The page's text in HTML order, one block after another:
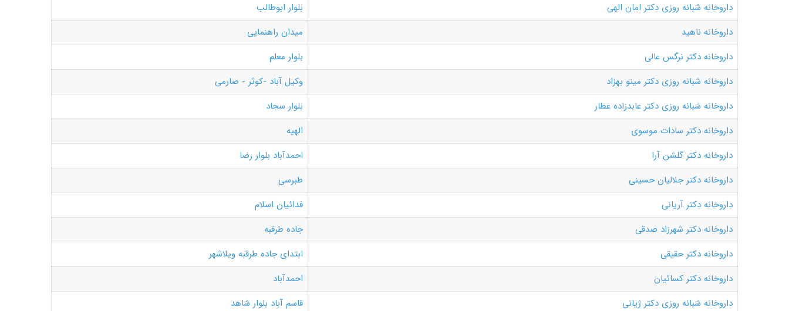
داروخانه شبانه روزی دکتر امان الهی
بلوار ابوطالب
داروخانه ناهید
میدان راهنمایی
داروخانه دکتر نرگس عالی
بلوار معلم
داروخانه شبانه روزی دکتر مینو بهزاد
وکیل آباد -کوثر - صارمی
داروخانه شبانه روزی دکتر عابدزاده عطار
بلوار سجاد
داروخانه دکتر سادات موسوی
الهیه
داروخانه دکتر گلشن آرا
احمدآباد بلوار رضا
داروخانه دکتر جلالیان حسینی
طبرسی
داروخانه دکتر آریانی
فدائیان اسلام
داروخانه دکتر شهرزاد صدقی
جاده طرقبه
داروخانه دکتر حقیقی
ابتدای جاده طرقبه ویلاشهر
داروخانه دکتر کسائیان
احمدآباد
داروخانه شبانه روزی دکتر ژیانی
قاسم آباد بلوار شاهد